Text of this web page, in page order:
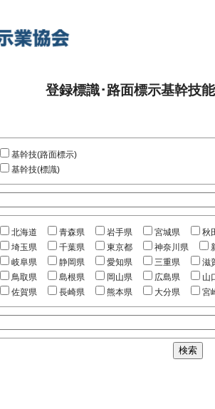
登録標識･路面標示基幹技
基幹技(路面標示)
基幹技(標識)
北海道 青森県 岩手県 宮城県 秋
埼玉県
千葉県 東京都 神奈川県
岐阜県
静岡県 愛知県 三重県 滋
鳥取県
島根県 岡山県 広島県 山
佐賀県
長崎県 熊本県 大分県 宮